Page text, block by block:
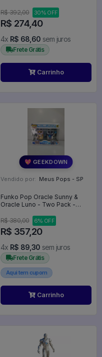
R$ 392,00
30% OFF
R$ 274,40
4x R$ 68,60 sem juros
Frete Grátis
Carrinho
💖 GEEKDOWN
Vendido por: Meus Pops - SP
Funko Pop Oracle Sunny &
Oracle Luno - Two Pack -
R$ 380,00
6% OFF
R$ 357,20
4x R$ 89,30 sem juros
Frete Grátis
Aqui tem cupom
Carrinho